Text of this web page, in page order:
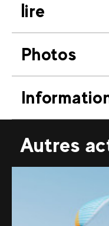
lire
Photos
Autres